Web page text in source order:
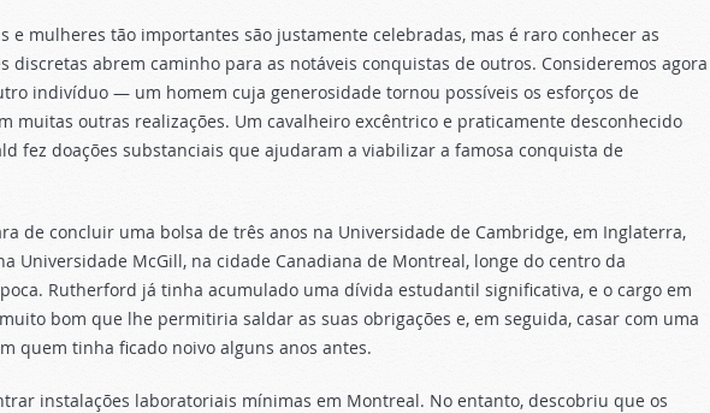
e mulheres tão importantes são justamente celebradas, mas é raro conhecer as
discretas abrem caminho para as notáveis ​​conquistas de outros. Consideremos agora
indivíduo — um homem cuja generosidade tornou possíveis os esforços de
muitas outras realizações. Um cavalheiro excêntrico e praticamente desconhecido
fez doações substanciais que ajudaram a viabilizar a famosa conquista de
de concluir uma bolsa de três anos na Universidade de Cambridge, em Inglaterra,
Universidade McGill, na cidade Canadiana de Montreal, longe do centro da
Rutherford já tinha acumulado uma dívida estudantil significativa, e o cargo em
bom que lhe permitiria saldar as suas obrigações e, em seguida, casar com uma
quem tinha ficado noivo alguns anos antes.
instalações laboratoriais mínimas em Montreal. No entanto, descobriu que os